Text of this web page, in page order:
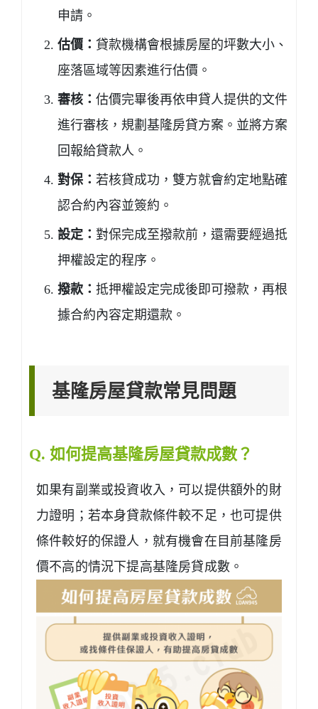
申請。
估價： 貸款機構會根據房屋的坪數大小、
座落區域等因素進行估價。
審核： 估價完畢後再依申貸人提供的文件
進行審核，規劃基隆房貸方案。並將方案
回報給貸款人。
對保： 若核貸成功，雙方就會約定地點確
認合約內容並簽約。
設定： 對保完成至撥款前，還需要經過抵
押權設定的程序。
撥款： 抵押權設定完成後即可撥款，再根
據合約內容定期還款。
基隆房屋貸款常見問題
Q. 如何提高基隆房屋貸款成數？
如果有副業或投資收入，可以提供額外的財
力證明；若本身貸款條件較不足，也可提供
條件較好的保證人，就有機會在目前基隆房
價不高的情況下提高基隆房貸成數。